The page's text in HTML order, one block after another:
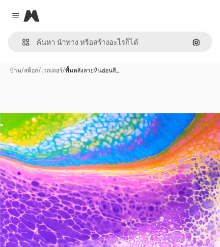
Close menu
Magnific
ค้นหา
บ้าน/สต็อก/เวกเตอร์/พื้นหลังลายหินอ่อนสี…